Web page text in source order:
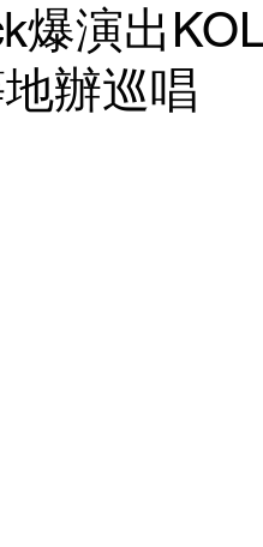
爆演出
辦巡唱